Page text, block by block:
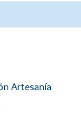
Artesanía